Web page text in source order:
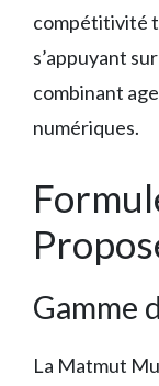
compétitivité
s’appuyant
combinant
numériques.
Gamme
La Matmut